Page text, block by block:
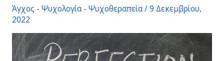
Άγχος - Ψυχολογία - Ψυχοθεραπεία/9 Δεκεμβρίου,
2022